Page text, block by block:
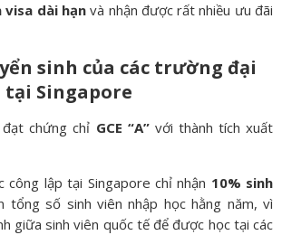
visa dài hạnvà nhận được rất nhiều ưu đãi
sinh của các trường đại
tại Singapore
đạt chứng chỉ GCE “A”với thành tích xuất
công lập tại Singapore chỉ nhận 10% sinh
số sinh viên nhập học hằng năm, vì
giữa sinh viên quốc tế để được học tại các